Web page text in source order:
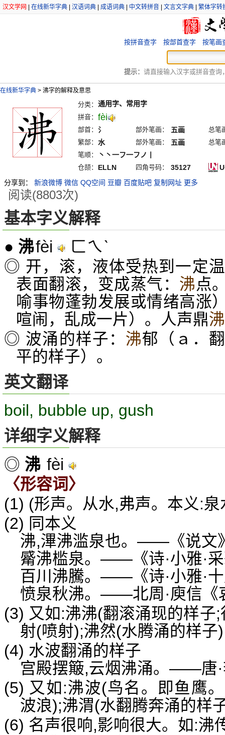
汉文学网 在线新华字典 汉语词典 成语词典 中文转拼音 文言文字典 繁体字转
按拼音查字 按部首查字 按笔画
提示： 请直接输入汉字或拼音查询
在线新华字典 > 沸字的解释及意思
分类： 通用字、常用字
拼音： fèi
部首： 氵 部外笔画： 五画
总笔
繁部：
水 部外笔画： 五画
总笔
笔顺：
丶丶一フ一フノ丨
仓颉： ELLN 四角号码： 35127
分享到：
新浪微博 微信 QQ空间 豆瓣 百度贴吧 复制网址 更多
阅读(8803次)
基本字义解释
● 沸fèi ㄈㄟˋ
◎ 开，滚，液体受热到一定
表面翻滚，变成蒸气： 沸点
喻事物蓬勃发展或情绪高涨
喧闹，乱成一片）。人声鼎沸
◎ 波涌的样子： 沸郁（ａ．
平的样子）。
英文翻译
boil, bubble up, gush
详细字义解释
◎ 沸 fèi
〈形容词〉
(1) (形声。从水,弗声。本义:
(2) 同本义
沸,滭沸滥泉也。——《说文
觱沸槛泉。——《诗·小雅·
百川沸騰。——《诗·小雅·
愤泉秋沸。——北周·庾信《
(3) 又如:沸沸(翻滚涌现的样子
射(喷射);沸然(水腾涌的样子)
(4) 水波翻涌的样子
宫殿摆簸,云烟沸涌。——唐
(5) 又如:沸波(鸟名。即鱼鹰
波浪);沸渭(水翻腾奔涌的样
(6) 名声很响,影响很大。如:沸